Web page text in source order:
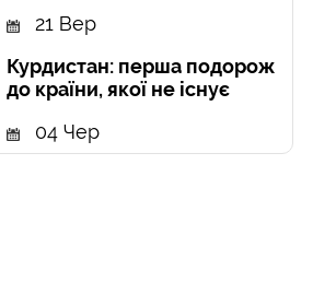
21 Вер
Курдистан: перша подорож
до країни, якої не існує
04 Чер